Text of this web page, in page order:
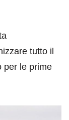
tutto il
per le prime